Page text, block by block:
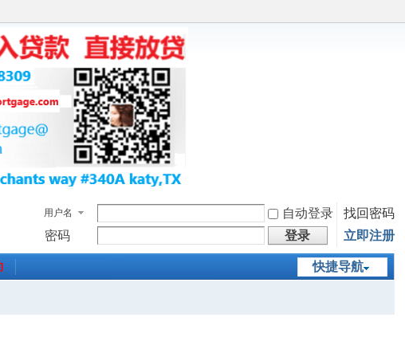
用户名 自动登录
找回密码
密码
登录 立即注册
快捷导航